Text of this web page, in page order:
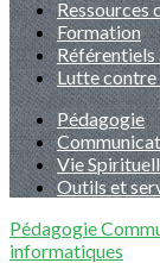
Ressources
Formation
Lutte contre
Pédagogie
Vie
Outils et
Pédagogie
informatiques